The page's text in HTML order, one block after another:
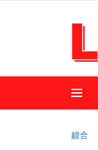
綜合